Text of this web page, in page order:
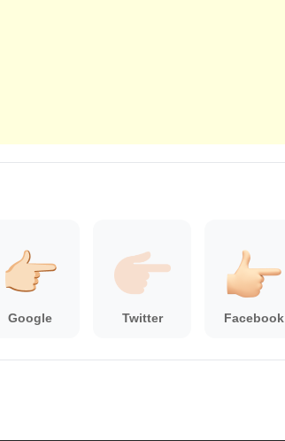
Google Twitter Facebook